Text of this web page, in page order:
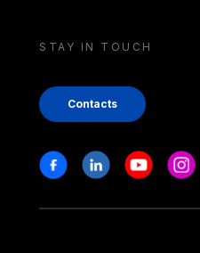
STAY IN TOUCH
Contacts
Stay in touch
FacebookLinkedinYoutube